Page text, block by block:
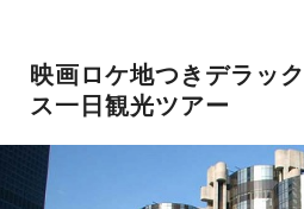
映画ロケ地つきデラッ
ス一日観光ツアー